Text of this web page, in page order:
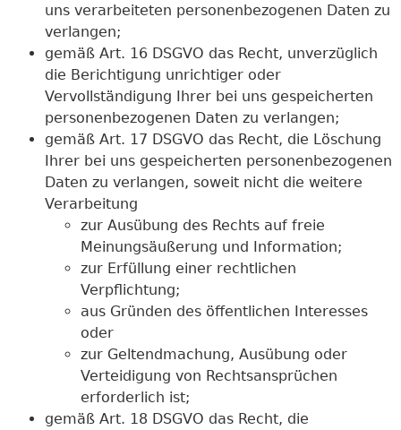
uns verarbeiteten personenbezogenen Daten zu
verlangen;
gemäß Art. 16 DSGVO das Recht, unverzüglich
die Berichtigung unrichtiger oder
Vervollständigung Ihrer bei uns gespeicherten
personenbezogenen Daten zu verlangen;
gemäß Art. 17 DSGVO das Recht, die Löschung
Ihrer bei uns gespeicherten personenbezogenen
Daten zu verlangen, soweit nicht die weitere
Verarbeitung
zur Ausübung des Rechts auf freie
Meinungsäußerung und Information;
zur Erfüllung einer rechtlichen
Verpflichtung;
aus Gründen des öffentlichen Interesses
oder
zur Geltendmachung, Ausübung oder
Verteidigung von Rechtsansprüchen
erforderlich ist;
gemäß Art. 18 DSGVO das Recht, die